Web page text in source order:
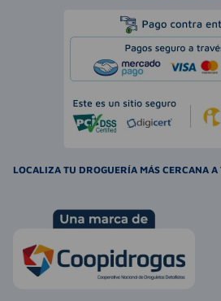
LOCALIZA TU DROGUERÍA MÁS CERCANA A